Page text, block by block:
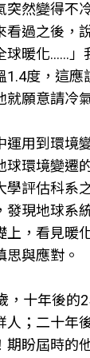
突然變得不
看過之後，
球暖化......
1.4度，這應
就願意請冷
運用到環境
球環境變遷
學評估科系
發現地球系
上，看見暖
思與應對。
，十年後的
人；二十年
期盼屆時的